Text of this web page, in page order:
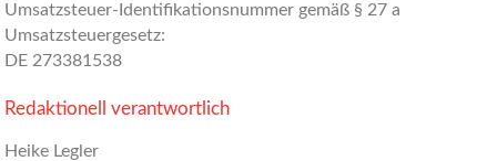
Umsatzsteuer-Identifikationsnummer gemäß § 27 a
Umsatzsteuergesetz:
DE 273381538
Redaktionell verantwortlich
Heike Legler